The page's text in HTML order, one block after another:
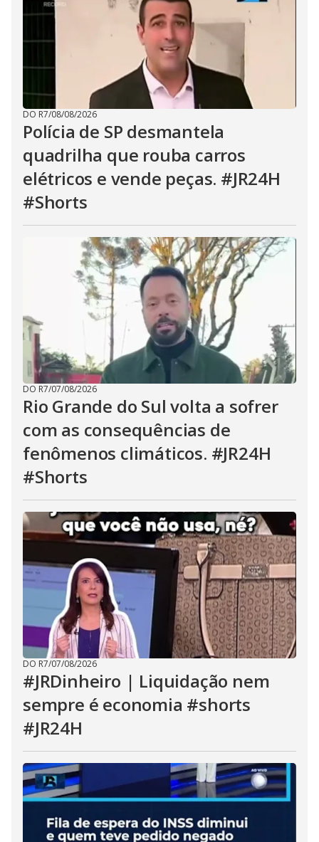
DO R7/08/08/2026
Polícia de SP desmantela
quadrilha que rouba carros
elétricos e vende peças. #JR24H
#Shorts
DO R7/07/08/2026
Rio Grande do Sul volta a sofrer
com as consequências de
fenômenos climáticos. #JR24H
#Shorts
DO R7/07/08/2026
#JRDinheiro | Liquidação nem
sempre é economia #shorts
#JR24H